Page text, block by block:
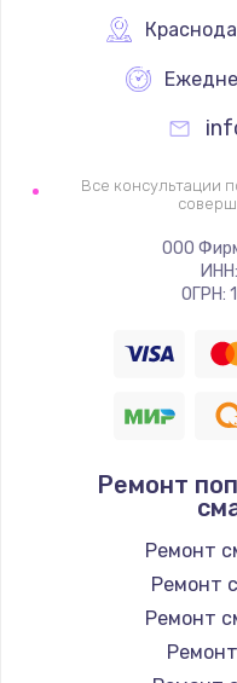
Все консультации
ООО
ОГРН:
Ремонт
Ремонт
Ремонт
Ремонт